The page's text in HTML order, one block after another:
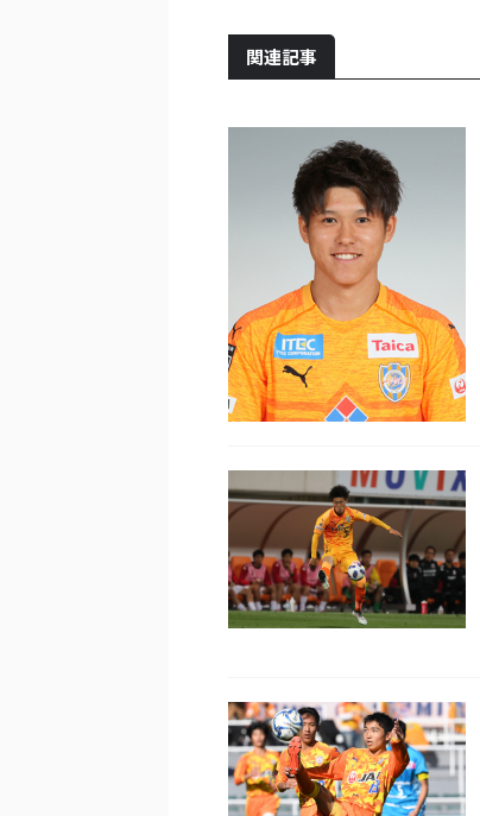
関連記事